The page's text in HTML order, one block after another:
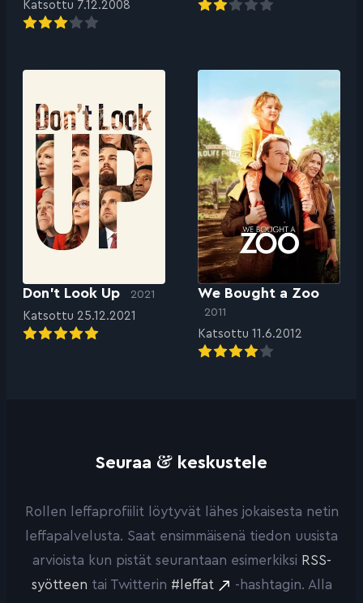
Katsottu 7.12.2008
Don’t Look Up 2021
Katsottu 25.12.2021
We Bought a Zoo
2011
Katsottu 11.6.2012
Seuraa & keskustele
Rollen leffaprofiilit löytyvät lähes jokaisesta netin
leffapalvelusta. Saat ensimmäisenä tiedon uusista
arvioista kun pistät seurantaan esimerkiksi RSS-
syötteen tai Twitterin #leffat
-hashtagin. Alla